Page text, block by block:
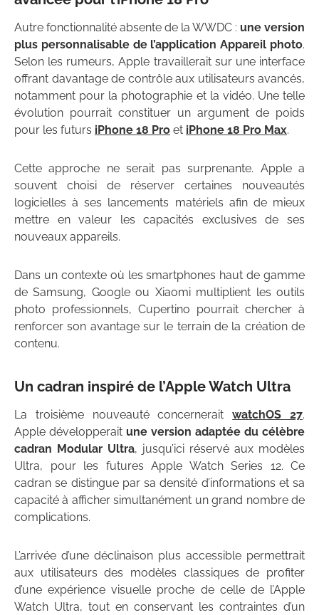
Autre fonctionnalité absente de la WWDC : une version
plus personnalisable de l’application Appareil photo.
Selon les rumeurs, Apple travaillerait sur une interface
offrant davantage de contrôle aux utilisateurs avancés,
notamment pour la photographie et la vidéo. Une telle
évolution pourrait constituer un argument de poids
pour les futurs iPhone 18 Pro et iPhone 18 Pro Max.
Cette approche ne serait pas surprenante. Apple a
souvent choisi de réserver certaines nouveautés
logicielles à ses lancements matériels afin de mieux
mettre en valeur les capacités exclusives de ses
nouveaux appareils.
Dans un contexte où les smartphones haut de gamme
de Samsung, Google ou Xiaomi multiplient les outils
photo professionnels, Cupertino pourrait chercher à
renforcer son avantage sur le terrain de la création de
contenu.
Un cadran inspiré de l’Apple Watch Ultra
La troisième nouveauté concerneraitwatchOS 27.
Apple développerait une version adaptée du célèbre
cadran Modular Ultra, jusqu’ici réservé aux modèles
Ultra, pour les futures Apple Watch Series 12. Ce
cadran se distingue par sa densité d’informations et sa
capacité à afficher simultanément un grand nombre de
complications.
L’arrivée d’une déclinaison plus accessible permettrait
aux utilisateurs des modèles classiques de profiter
d’une expérience visuelle proche de celle de l’Apple
Watch Ultra, tout en conservant les contraintes d’un